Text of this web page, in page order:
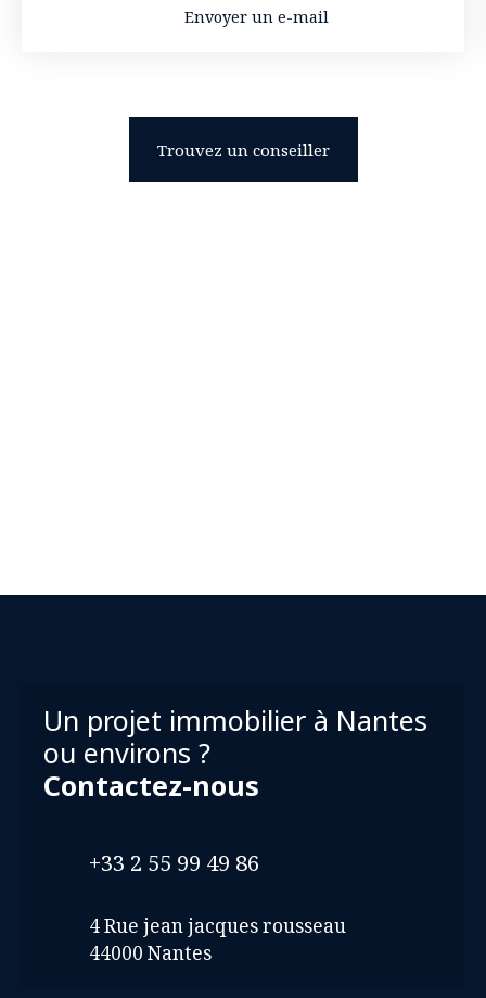
Envoyer un e-mail
Trouvez un conseiller
Un projet immobilier à Nantes
ou environs ?
Contactez-nous
+33 2 55 99 49 86
4 Rue jean jacques rousseau
44000 Nantes